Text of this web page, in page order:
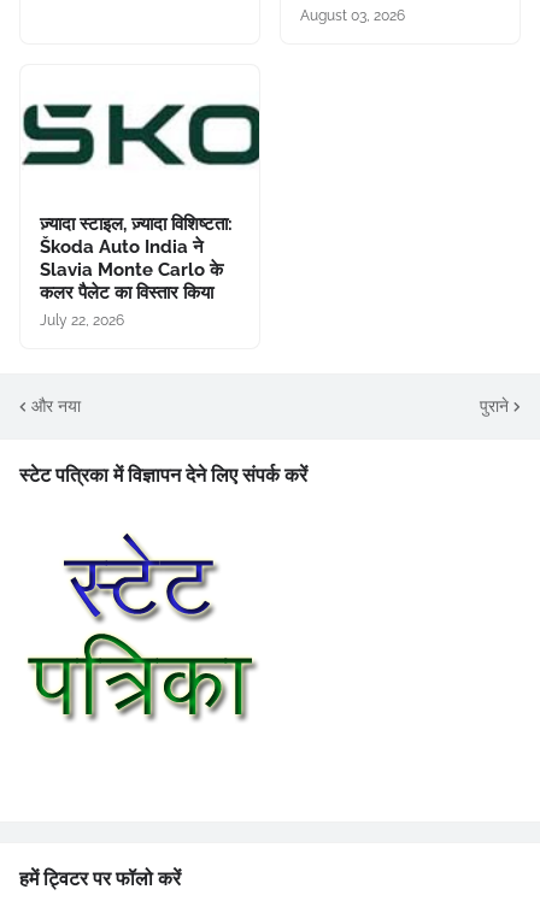
August 03, 2026
ज़्यादा स्टाइल, ज़्यादा विशिष्टता:
Škoda Auto India ने
Slavia Monte Carlo के
कलर पैलेट का विस्तार किया
July 22, 2026
और नया पुराने
स्टेट पत्रिका में विज्ञापन देने लिए संपर्क करें
हमें ट्विटर पर फॉलो करें